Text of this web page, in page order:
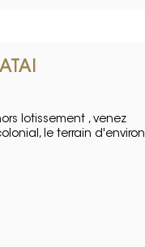
lotissement , venez
le terrain d'environ